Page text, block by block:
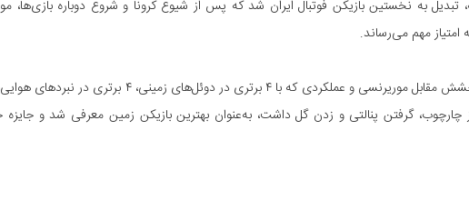
تبدیل به نخستین بازیکن فوتبال ایران شد که پس از شیوع کرونا و شروع دوباره بازی‌ها،
مهم می‌رساند.
گرفتن پنالتی و زدن گل داشت، به‌عنوان بهترین بازیکن زمین معرفی شد و جایزه